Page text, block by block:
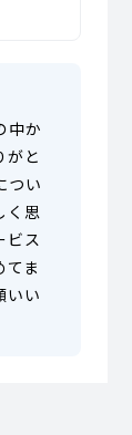
中か
がと
つい
く思
ビス
てま
いい